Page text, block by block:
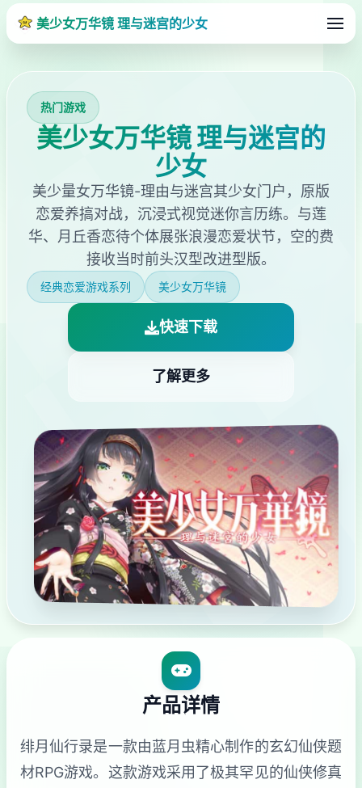
美少女万华镜 理与迷宫的少女
热门游戏
美少女万华镜 理与迷宫的
少女
美少量女万华镜-理由与迷宫其少女门户，原版
恋爱养搞对战，沉浸式视觉迷你言历练。与莲
华、月丘香恋待个体展张浪漫恋爱状节，空的费
接收当时前头汉型改进型版。
经典恋爱游戏系列 美少女万华镜
快速下载
了解更多
产品详情
绯月仙行录是一款由蓝月虫精心制作的玄幻仙侠题
材RPG游戏。这款游戏采用了极其罕见的仙侠修真